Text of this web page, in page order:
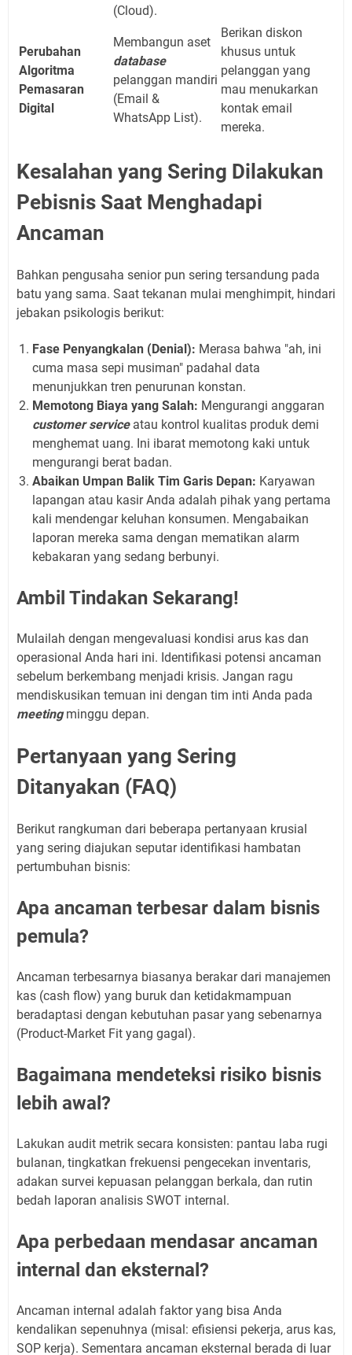
(Cloud).
Perubahan
Algoritma
Pemasaran
Digital
Membangun aset
database
pelanggan mandiri
(Email &
WhatsApp List).
Berikan diskon
khusus untuk
pelanggan yang
mau menukarkan
kontak email
mereka.
Kesalahan yang Sering Dilakukan
Pebisnis Saat Menghadapi
Ancaman
Bahkan pengusaha senior pun sering tersandung pada
batu yang sama. Saat tekanan mulai menghimpit, hindari
jebakan psikologis berikut:
Fase Penyangkalan (Denial): Merasa bahwa "ah, ini
cuma masa sepi musiman" padahal data
menunjukkan tren penurunan konstan.
Memotong Biaya yang Salah: Mengurangi anggaran
customer serviceatau kontrol kualitas produk demi
menghemat uang. Ini ibarat memotong kaki untuk
mengurangi berat badan.
Abaikan Umpan Balik Tim Garis Depan: Karyawan
lapangan atau kasir Anda adalah pihak yang pertama
kali mendengar keluhan konsumen. Mengabaikan
laporan mereka sama dengan mematikan alarm
kebakaran yang sedang berbunyi.
Ambil Tindakan Sekarang!
Mulailah dengan mengevaluasi kondisi arus kas dan
operasional Anda hari ini. Identifikasi potensi ancaman
sebelum berkembang menjadi krisis. Jangan ragu
mendiskusikan temuan ini dengan tim inti Anda pada
meetingminggu depan.
Pertanyaan yang Sering
Ditanyakan (FAQ)
Berikut rangkuman dari beberapa pertanyaan krusial
yang sering diajukan seputar identifikasi hambatan
pertumbuhan bisnis:
Apa ancaman terbesar dalam bisnis
pemula?
Ancaman terbesarnya biasanya berakar dari manajemen
kas (cash flow) yang buruk dan ketidakmampuan
beradaptasi dengan kebutuhan pasar yang sebenarnya
(Product-Market Fit yang gagal).
Bagaimana mendeteksi risiko bisnis
lebih awal?
Lakukan audit metrik secara konsisten: pantau laba rugi
bulanan, tingkatkan frekuensi pengecekan inventaris,
adakan survei kepuasan pelanggan berkala, dan rutin
bedah laporan analisis SWOT internal.
Apa perbedaan mendasar ancaman
internal dan eksternal?
Ancaman internal adalah faktor yang bisa Anda
kendalikan sepenuhnya (misal: efisiensi pekerja, arus kas,
SOP kerja). Sementara ancaman eksternal berada di luar